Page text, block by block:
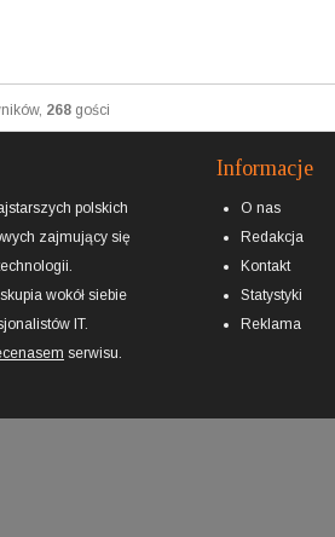
268 gości
polskich
zajmujący się
wokół siebie
IT.
serwisu.
Informacje
O nas
Redakcja
Kontakt
Statystyki
Reklama